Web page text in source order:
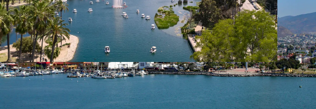
Ihre Cookie-Präferenzen verwalten
Wählen Sie, welche Cookies Sie auf check24.de akzeptieren.
Die Cookierichtlinie finden Sie
Notwendig